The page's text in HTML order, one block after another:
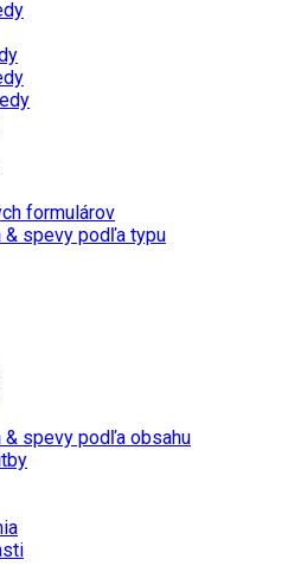
formulárov
& spevy podľa typu
spevy podľa obsahu